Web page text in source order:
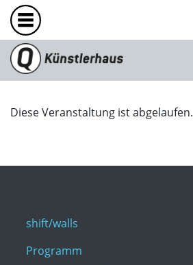
Diese Veranstaltung ist abgelaufen.
shift/walls
Programm